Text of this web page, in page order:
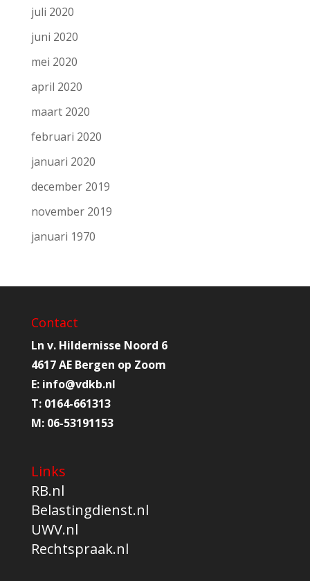
juli 2020
juni 2020
mei 2020
april 2020
maart 2020
februari 2020
januari 2020
december 2019
november 2019
januari 1970
Contact
Ln v. Hildernisse Noord 6
4617 AE Bergen op Zoom
E: info@vdkb.nl
T: 0164-661313
M: 06-53191153
Links
RB.nl
Belastingdienst.nl
UWV.nl
Rechtspraak.nl